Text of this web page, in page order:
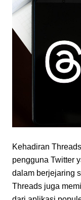
Kehadiran
pengguna Twitter
dalam berjejaring
Threads juga